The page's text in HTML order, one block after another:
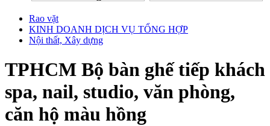
Rao vặt
KINH DOANH DỊCH VỤ TỔNG HỢP
Nội thất, Xây dựng
TPHCM Bộ bàn ghế tiếp khách
spa, nail, studio, văn phòng,
căn hộ màu hồng